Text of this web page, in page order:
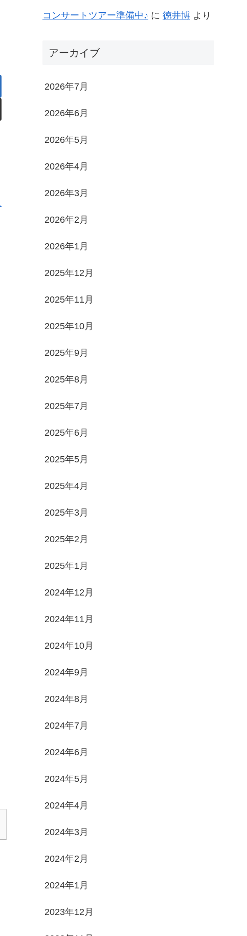
コンサートツアー準備中♪ に 徳井博 より
アーカイブ
2026年7月
2026年6月
2026年5月
2026年4月
2026年3月
2026年2月
2026年1月
2025年12月
2025年11月
2025年10月
2025年9月
2025年8月
2025年7月
2025年6月
2025年5月
2025年4月
2025年3月
2025年2月
2025年1月
2024年12月
2024年11月
2024年10月
2024年9月
2024年8月
2024年7月
2024年6月
2024年5月
2024年4月
2024年3月
2024年2月
2024年1月
2023年12月